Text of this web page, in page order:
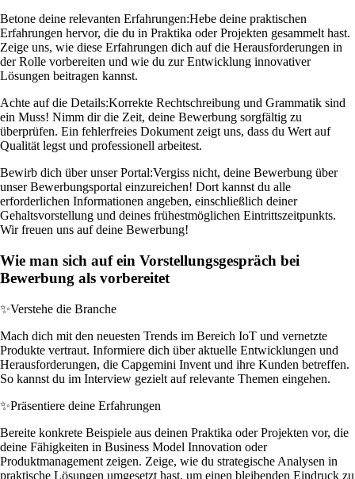
Betone deine relevanten Erfahrungen:Hebe deine praktischen
Erfahrungen hervor, die du in Praktika oder Projekten gesammelt hast.
Zeige uns, wie diese Erfahrungen dich auf die Herausforderungen in
der Rolle vorbereiten und wie du zur Entwicklung innovativer
Lösungen beitragen kannst.
Achte auf die Details:Korrekte Rechtschreibung und Grammatik sind
ein Muss! Nimm dir die Zeit, deine Bewerbung sorgfältig zu
überprüfen. Ein fehlerfreies Dokument zeigt uns, dass du Wert auf
Qualität legst und professionell arbeitest.
Bewirb dich über unser Portal:Vergiss nicht, deine Bewerbung über
unser Bewerbungsportal einzureichen! Dort kannst du alle
erforderlichen Informationen angeben, einschließlich deiner
Gehaltsvorstellung und deines frühestmöglichen Eintrittszeitpunkts.
Wir freuen uns auf deine Bewerbung!
Wie man sich auf ein Vorstellungsgespräch bei
Bewerbung als vorbereitet
✨Verstehe die Branche
Mach dich mit den neuesten Trends im Bereich IoT und vernetzte
Produkte vertraut. Informiere dich über aktuelle Entwicklungen und
Herausforderungen, die Capgemini Invent und ihre Kunden betreffen.
So kannst du im Interview gezielt auf relevante Themen eingehen.
✨Präsentiere deine Erfahrungen
Bereite konkrete Beispiele aus deinen Praktika oder Projekten vor, die
deine Fähigkeiten in Business Model Innovation oder
Produktmanagement zeigen. Zeige, wie du strategische Analysen in
praktische Lösungen umgesetzt hast, um einen bleibenden Eindruck zu